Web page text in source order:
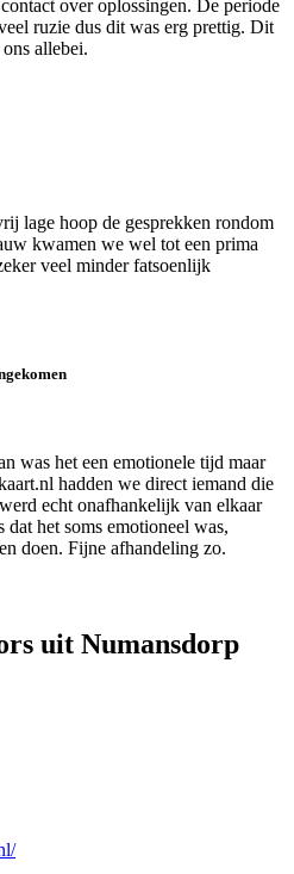
over oplossingen. De periode
ruzie dus dit was erg prettig. Dit
allebei.
lage hoop de gesprekken rondom
kwamen we wel tot een prima
veel minder fatsoenlijk
was het een emotionele tijd maar
hadden we direct iemand die
echt onafhankelijk van elkaar
dat het soms emotioneel was,
doen. Fijne afhandeling zo.
uit Numansdorp